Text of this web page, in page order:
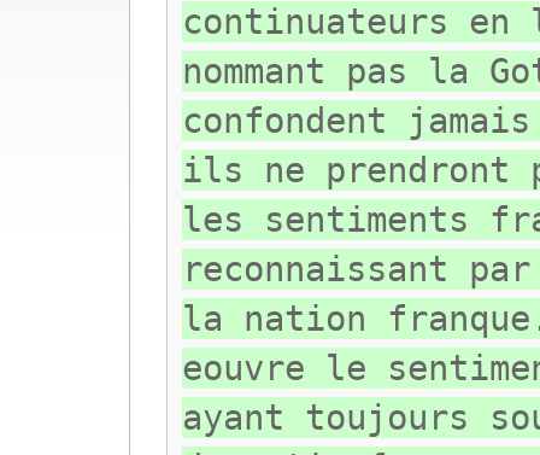
continuateurs en
nommant pas la
confondent
ils ne prendront
les sentiments
reconnaissant
la nation
eouvre le
ayant toujours